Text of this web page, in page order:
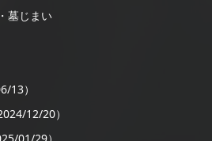
墓じまい
13）
12/20）